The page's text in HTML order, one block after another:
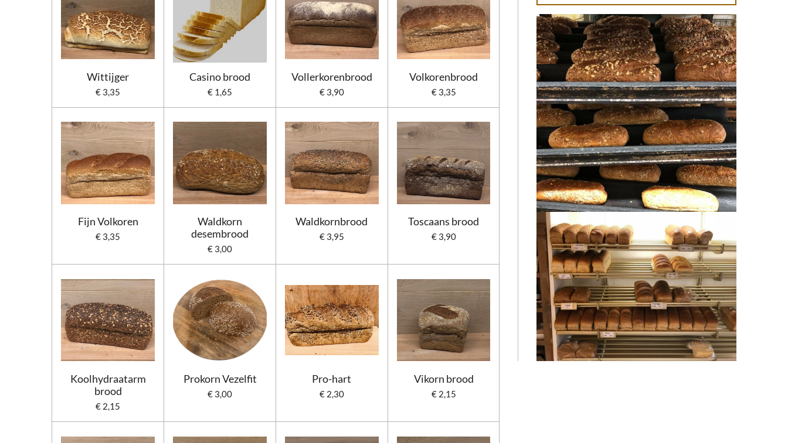
Wittijger
€ 3,35
Casino brood
€ 1,65
Vollerkorenbrood
€ 3,90
Volkorenbrood
€ 3,35
Fijn Volkoren
€ 3,35
Waldkorn
desembrood
€ 3,00
Waldkornbrood
€ 3,95
Toscaans brood
€ 3,90
Koolhydraatarm
brood
€ 2,15
Prokorn Vezelfit
€ 3,00
Pro-hart
€ 2,30
Vikorn brood
€ 2,15